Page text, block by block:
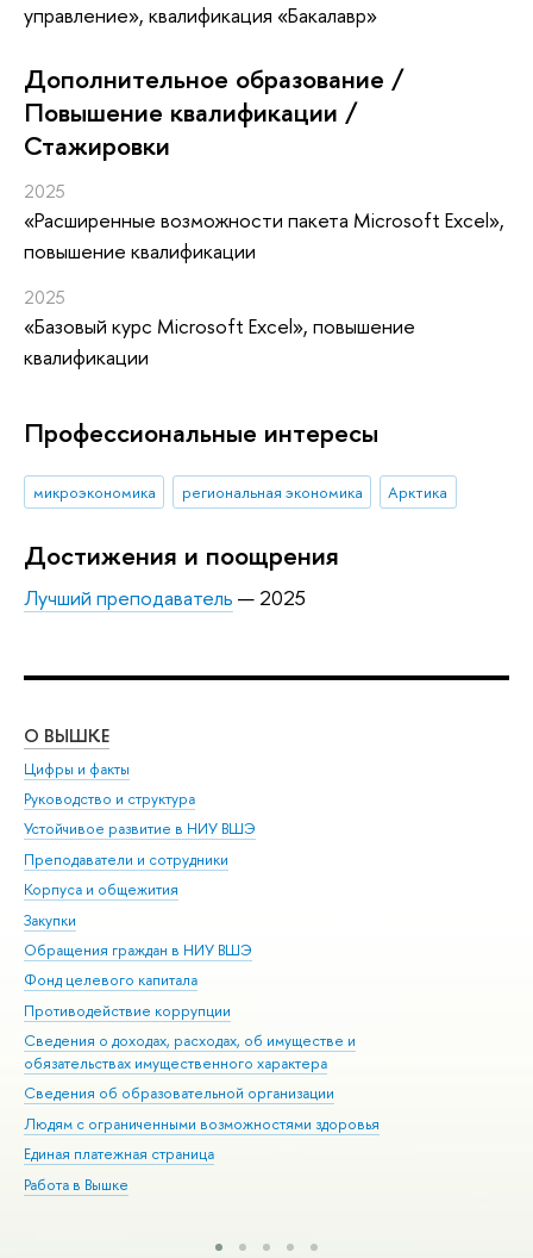
управление», квалификация «Бакалавр»
Дополнительное образование /
Повышение квалификации /
Стажировки
2025
«Расширенные возможности пакета Microsoft Excel»,
повышение квалификации
2025
«Базовый курс Microsoft Excel», повышение
квалификации
Профессиональные интересы
микроэкономика региональная экономика Арктика
Достижения и поощрения
Лучший преподаватель — 2025
О ВЫШКЕ
Цифры и факты
Руководство и структура
Устойчивое развитие в НИУ ВШЭ
Преподаватели и сотрудники
Корпуса и общежития
Закупки
Обращения граждан в НИУ ВШЭ
Фонд целевого капитала
Противодействие коррупции
Сведения о доходах, расходах, об имуществе и
обязательствах имущественного характера
Сведения об образовательной организации
Людям с ограниченными возможностями здоровья
Единая платежная страница
Работа в Вышке